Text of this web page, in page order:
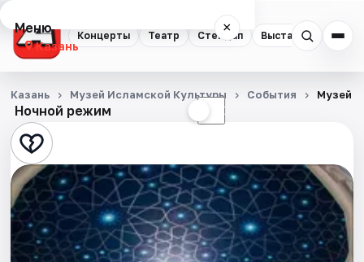
Концерты Театр Стендап Выставки
Меню ×
Казань
Концерты
Театр
Стендап
Выставки
Квесты
Ночной режим ☾
Казань Музей Исламской Культуры События Музей